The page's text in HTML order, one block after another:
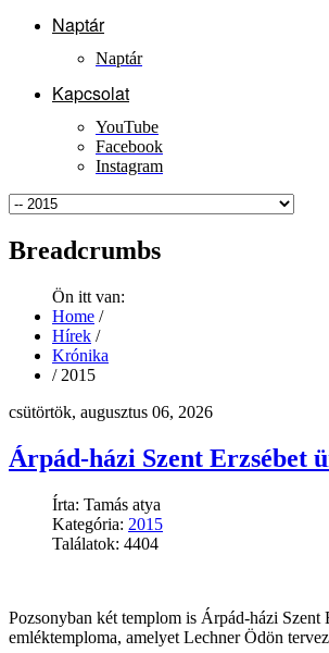
Naptár
Naptár
Kapcsolat
YouTube
Facebook
Instagram
Breadcrumbs
Ön itt van:
Home /
Hírek /
Krónika
/ 2015
csütörtök, augusztus 06, 2026
Árpád-házi Szent Erzsébet
Írta: Tamás atya
Kategória: 2015
Találatok: 4404
Pozsonyban két templom is Árpád-házi
emléktemploma, amelyet Lechner Ödön